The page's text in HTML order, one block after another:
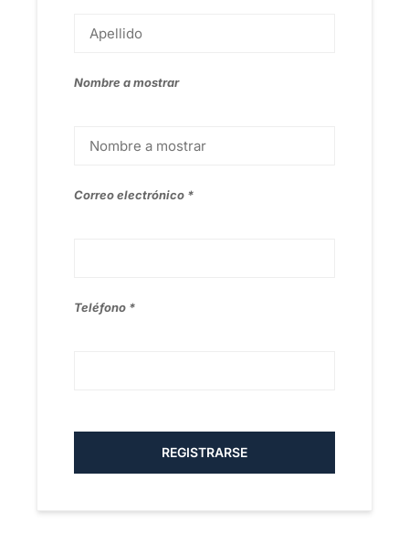
Nombre a mostrar
Correo electrónico
Teléfono
REGISTRARSE